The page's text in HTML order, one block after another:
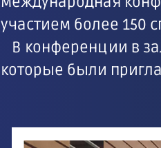
участием более 150
В конференции в
которые были